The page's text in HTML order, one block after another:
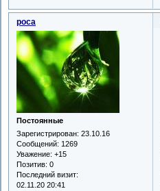
роса
Постоянные
Зарегистрирован: 23.10.16
Сообщений: 1269
Уважение: +15
Позитив: 0
Последний визит:
02.11.20 20:41